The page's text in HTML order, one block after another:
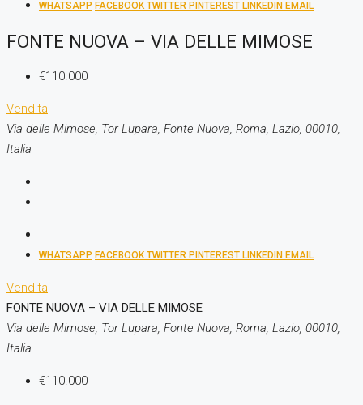
WHATSAPP FACEBOOKTWITTER PINTEREST LINKEDIN EMAIL
FONTE NUOVA – VIA DELLE MIMOSE
€110.000
Vendita
Via delle Mimose, Tor Lupara, Fonte Nuova, Roma, Lazio, 00010,
Italia
WHATSAPP FACEBOOKTWITTER PINTEREST LINKEDIN EMAIL
Vendita
FONTE NUOVA – VIA DELLE MIMOSE
Via delle Mimose, Tor Lupara, Fonte Nuova, Roma, Lazio, 00010,
Italia
€110.000